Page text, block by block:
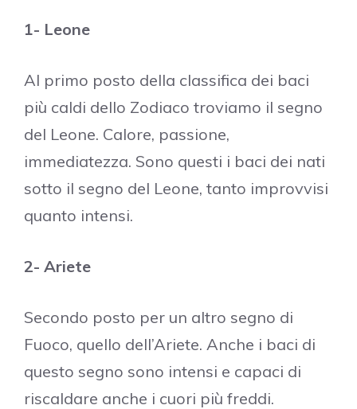
1- Leone
Al primo posto della classifica dei baci
più caldi dello Zodiaco troviamo il segno
del Leone. Calore, passione,
immediatezza. Sono questi i baci dei nati
sotto il segno del Leone, tanto improvvisi
quanto intensi.
2- Ariete
Secondo posto per un altro segno di
Fuoco, quello dell’Ariete. Anche i baci di
questo segno sono intensi e capaci di
riscaldare anche i cuori più freddi.